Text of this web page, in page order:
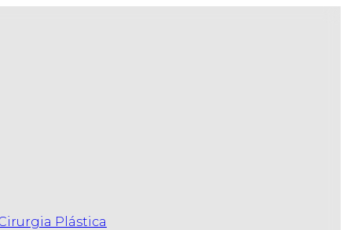
Plástica